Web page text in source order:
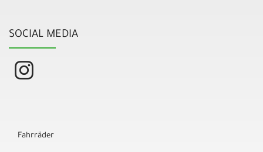
SOCIAL MEDIA
Fahrräder